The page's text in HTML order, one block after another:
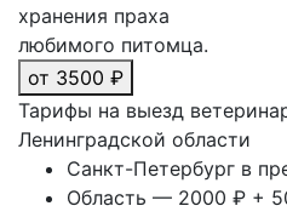
хранения праха
любимого питомца.
от 3500 ₽
Тарифы на выезд
Ленинградской области
Санкт-Петербург в
Область — 2000 ₽ +